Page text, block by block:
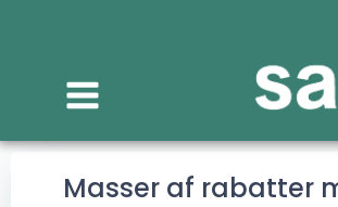
indhold
Masser af rabatter